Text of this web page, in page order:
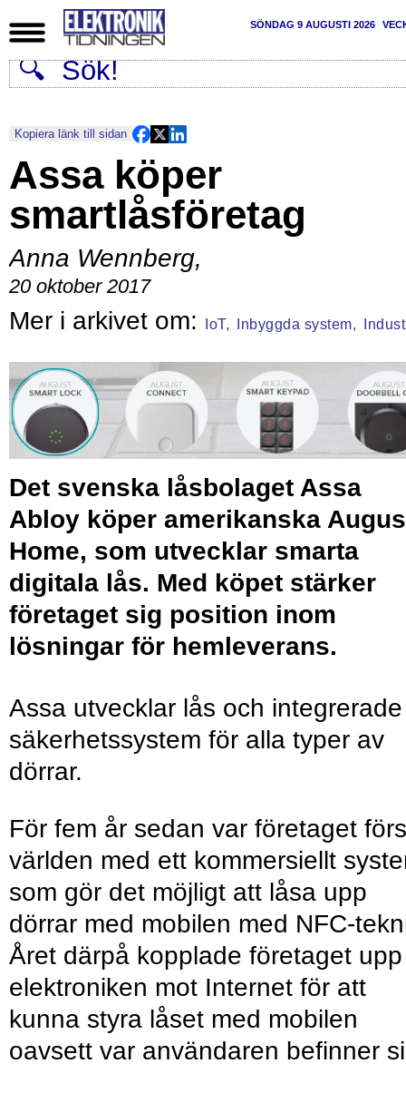
SÖNDAG 9 AUGUSTI 2026
Kopiera länk till sidan
Assa köper
smartlåsföretag
Anna Wennberg,
20 oktober 2017
IoT, Inbyggda system,
Det svenska låsbolaget Assa
Abloy köper amerikanska
Home, som utvecklar smarta
digitala lås. Med köpet stärker
företaget sig position inom
lösningar för hemleverans.
Assa utvecklar lås och integrerade
säkerhetssystem för alla typer av
dörrar.
För fem år sedan var företaget
världen med ett kommersiellt
som gör det möjligt att låsa upp
dörrar med mobilen med NFC-
Året därpå kopplade företaget upp
elektroniken mot Internet för att
kunna styra låset med mobilen
oavsett var användaren befinner